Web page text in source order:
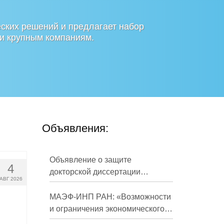
решений и предлагает набор
крупным компаниям.
4
2026
Объявления:
Объявление о защите
докторской диссертации
Кузнецова Михаила
Евгеньевича
МАЭФ-ИНП РАН: «Возможности
и ограничения экономического
развития России в средне- и